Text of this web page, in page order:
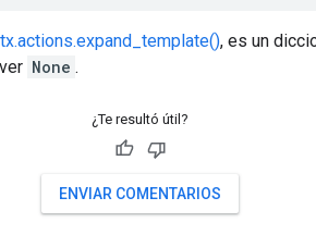
, es un
None .
¿Te resultó útil?
ENVIAR COMENTARIOS